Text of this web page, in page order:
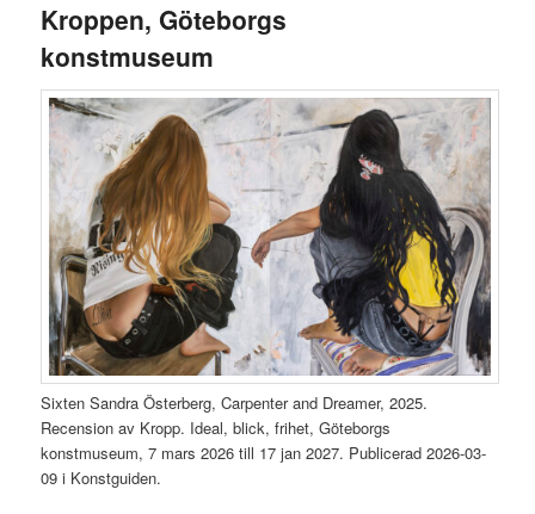
Kroppen, Göteborgs
konstmuseum
Sixten Sandra Österberg, Carpenter and Dreamer, 2025.
Recension av Kropp. Ideal, blick, frihet, Göteborgs
konstmuseum, 7 mars 2026 till 17 jan 2027. Publicerad 2026-03-
09 i Konstguiden.